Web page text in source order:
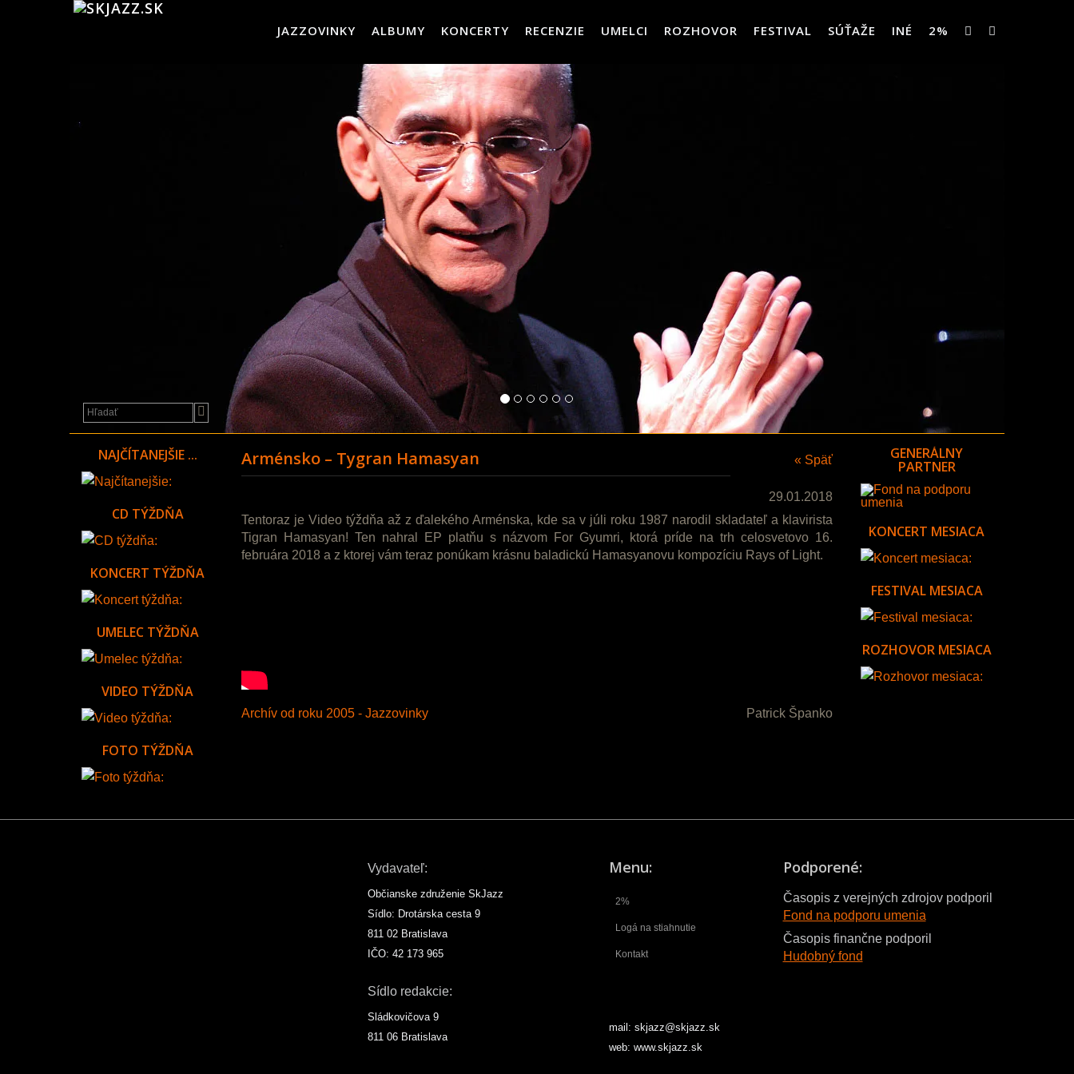
JAZZOVINKY ALBUMY KONCERTY RECENZIE UMELCI ROZHOVOR FESTIVAL SÚŤAŽE INÉ 2%
Tvoje
festivaly
NAJČÍTANEJŠIE ...
CD TÝŽDŇA
KONCERT TÝŽDŇA
UMELEC TÝŽDŇA
VIDEO TÝŽDŇA
FOTO TÝŽDŇA
Arménsko – Tygran Hamasyan « Späť
29.01.2018
Tentoraz je Video týždňa až z ďalekého Arménska, kde sa v júli roku 1987 narodil skladateľ a klavirista
Tigran Hamasyan! Ten nahral EP platňu s názvom For Gyumri, ktorá príde na trh celosvetovo 16.
februára 2018 a z ktorej vám teraz ponúkam krásnu baladickú Hamasyanovu kompozíciu Rays of Light.
Archív od roku 2005 - Jazzovinky Patrick Španko
GENERÁLNY
PARTNER
KONCERT MESIACA
FESTIVAL MESIACA
ROZHOVOR MESIACA
Vydavateľ:
Občianske združenie SkJazz
Sídlo: Drotárska cesta 9
811 02 Bratislava
IČO: 42 173 965
Sídlo redakcie:
Sládkovičova 9
811 06 Bratislava
Menu:
2%
Logá na stiahnutie
Kontakt
mail: skjazz@skjazz.sk
web: www.skjazz.sk
Podporené:
Časopis z verejných zdrojov podporil
Fond na podporu umenia
Časopis finančne podporil
Hudobný fond